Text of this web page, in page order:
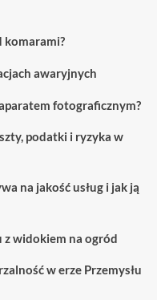
komarami?
awaryjnych
fotograficznym?
podatki i ryzyka w
na jakość usług i jak ją
z widokiem na ogród
w erze Przemysłu